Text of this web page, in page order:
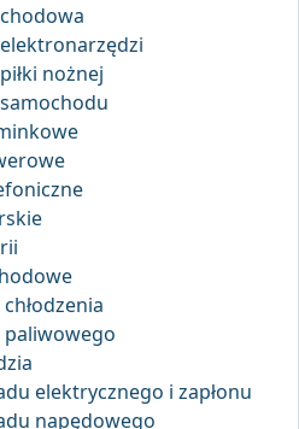
nożnej
paliwowego
elektrycznego i zapłonu
napędowego